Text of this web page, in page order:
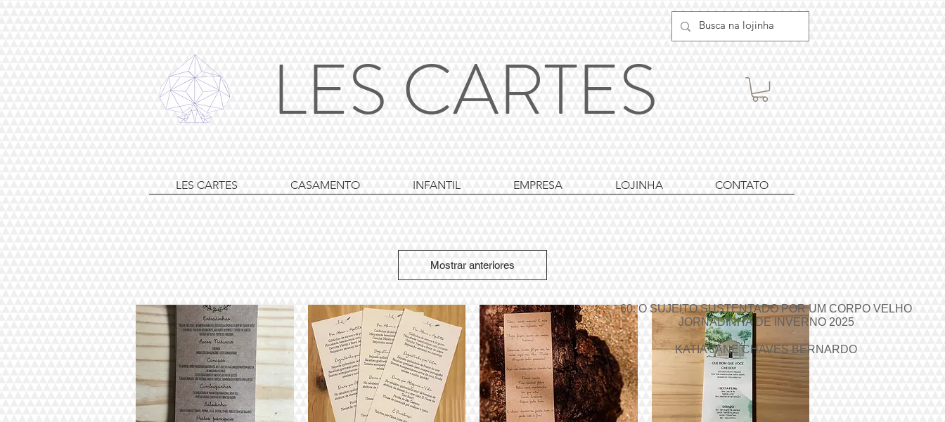
LES CARTES
LES CARTES CASAMENTO INFANTIL EMPRESA LOJINHA CONTATO
Mostrar anteriores
60. ​​O SUJEITO SUSTENTADO POR UM CORPO VELHO
JORNADINHA DE INVERNO 2025
KATIA JANE CHAVES BERNARDO